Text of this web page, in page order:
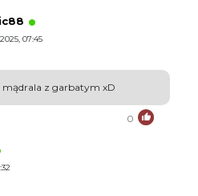
07:45
mądrala z garbatym xD
0